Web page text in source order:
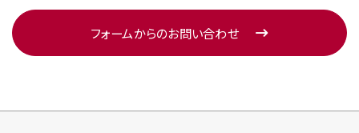
フォームからのお問い合わせ